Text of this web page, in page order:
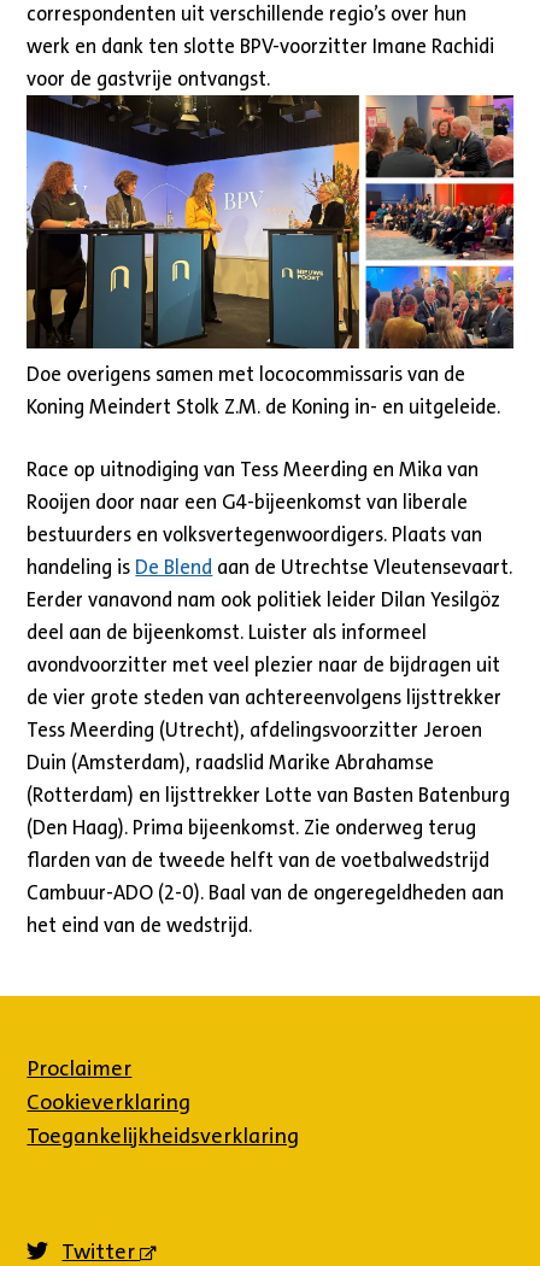
correspondenten uit verschillende regio’s over hun
werk en dank ten slotte BPV-voorzitter Imane Rachidi
voor de gastvrije ontvangst.
Doe overigens samen met lococommissaris van de
Koning Meindert Stolk Z.M. de Koning in- en uitgeleide.
Race op uitnodiging van Tess Meerding en Mika van
Rooijen door naar een G4-bijeenkomst van liberale
bestuurders en volksvertegenwoordigers. Plaats van
handeling is De Blend aan de Utrechtse Vleutensevaart.
Eerder vanavond nam ook politiek leider Dilan Yesilgöz
deel aan de bijeenkomst. Luister als informeel
avondvoorzitter met veel plezier naar de bijdragen uit
de vier grote steden van achtereenvolgens lijsttrekker
Tess Meerding (Utrecht), afdelingsvoorzitter Jeroen
Duin (Amsterdam), raadslid Marike Abrahamse
(Rotterdam) en lijsttrekker Lotte van Basten Batenburg
(Den Haag). Prima bijeenkomst. Zie onderweg terug
flarden van de tweede helft van de voetbalwedstrijd
Cambuur-ADO (2-0). Baal van de ongeregeldheden aan
het eind van de wedstrijd.
Proclaimer
Cookieverklaring
Toegankelijkheidsverklaring
Twitter
(externe